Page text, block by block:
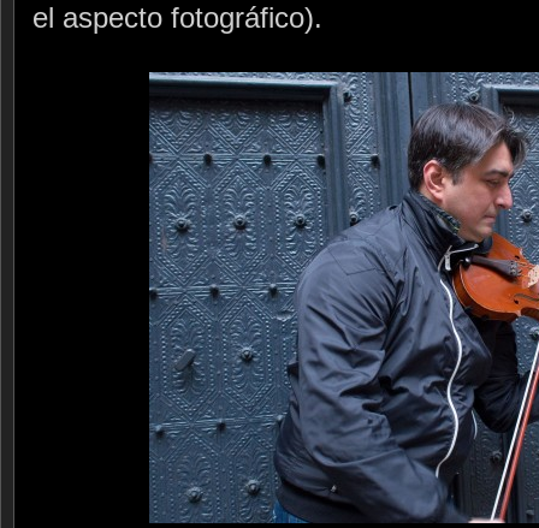
el aspecto fotográfico).